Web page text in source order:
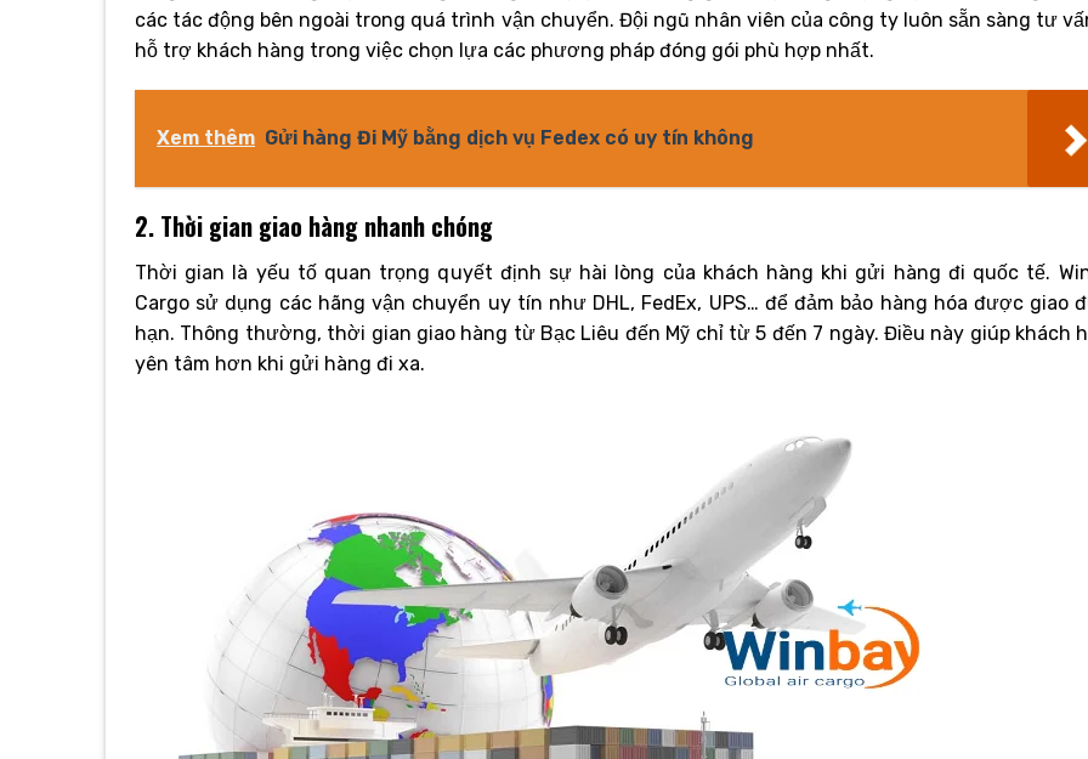
các tác động bên ngoài trong quá trình vận chuyển. Đội ngũ nhân viên của công ty luôn sẵn sàng tư
hỗ trợ khách hàng trong việc chọn lựa các phương pháp đóng gói phù hợp nhất.
Xem thêm Gửi hàng Đi Mỹ bằng dịch vụ Fedex có uy tín không
2. Thời gian giao hàng nhanh chóng
Thời gian là yếu tố quan trọng quyết định sự hài lòng của khách hàng khi gửi hàng đi quốc tế.
Cargo sử dụng các hãng vận chuyển uy tín như DHL, FedEx, UPS… để đảm bảo hàng hóa được giao
hạn. Thông thường, thời gian giao hàng từ Bạc Liêu đến Mỹ chỉ từ 5 đến 7 ngày. Điều này giúp khách
yên tâm hơn khi gửi hàng đi xa.